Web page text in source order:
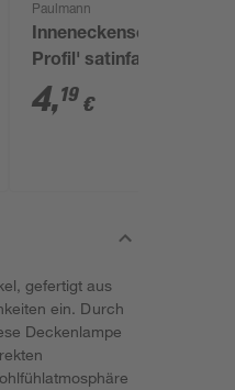
Paulmann
Inneneckenset 'Delta
Profil' satinfarben 2
Stück
4,19 €
gefertigt aus
ein. Durch
Deckenlampe